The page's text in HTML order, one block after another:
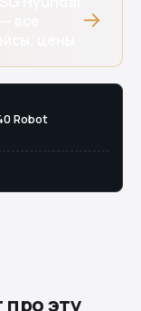
→
Robot
эту